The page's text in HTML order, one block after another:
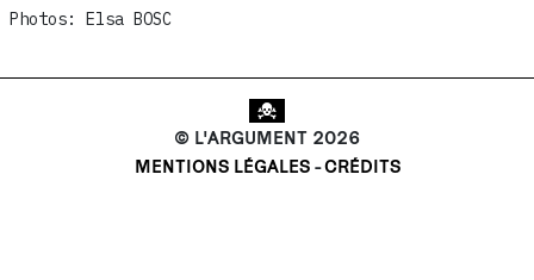
Photos: Elsa BOSC
© L'ARGUMENT 2026
MENTIONS LÉGALES
CRÉDITS